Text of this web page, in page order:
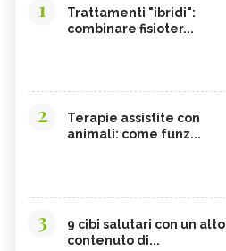
1
Trattamenti "ibridi":
combinare fisioter...
2
Terapie assistite con
animali: come funz...
3
9 cibi salutari con un alto
contenuto di...